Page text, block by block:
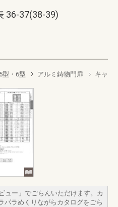
36-37(38-39)
型・6型 アルミ鋳物門扉
キャ
ュー」でごらんいただけます。カ
パラめくりながらカタログをごら